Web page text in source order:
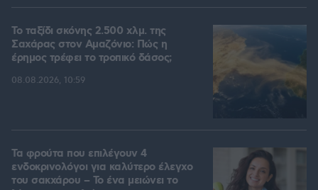
Το ταξίδι σκόνης 2.500 χλμ. της
Σαχάρας στον Αμαζόνιο: Πώς η
έρημος τρέφει το τροπικό δάσος;
08.08.2026, 10:59
Τα φρούτα που επιλέγουν 4
ενδοκρινολόγοι για καλύτερο έλεγχο
του σακχάρου – Το ένα μειώνει το